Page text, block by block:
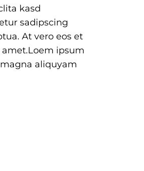
kasd
sadipscing
At vero eos et
ipsum
aliquyam